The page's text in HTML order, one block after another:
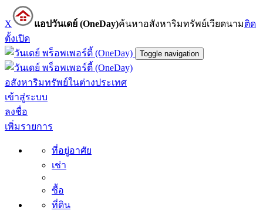
X แอปวันเดย์ (OneDay)ค้นหาอสังหาริมทรัพย์เวียดนามติด
ตั้งเปิด
Toggle navigation
อสังหาริมทรัพย์ในต่างประเทศ
เข้าสู่ระบบ
ลงชื่อ
เพิ่มรายการ
ที่อยู่อาศัย
เช่า
ซื้อ
ที่ดิน